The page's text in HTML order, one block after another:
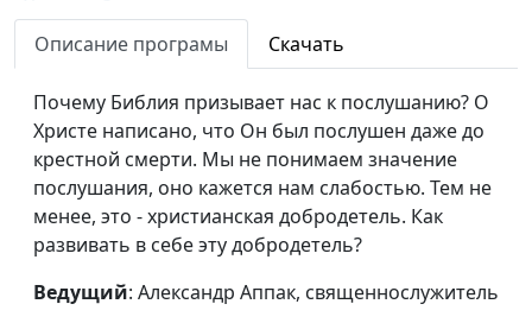
Христом?
Что значит знать
Александр Аппак,
Как жить, если я
боюсь сделать выбор?
Евгений Зайцев,
к.филос.н., доктор
богословия
#379
Как жить, если мы не
можем простить?
Евгений Зайцев,
богословия
Описание програмы Скачать
Почему Библия призывает нас к послушанию? О
Христе написано, что Он был послушен даже до
крестной смерти. Мы не понимаем значение
послушания, оно кажется нам слабостью. Тем не
менее, это - христианская добродетель. Как
развивать в себе эту добродетель?
Ведущий: Александр Аппак, священнослужитель